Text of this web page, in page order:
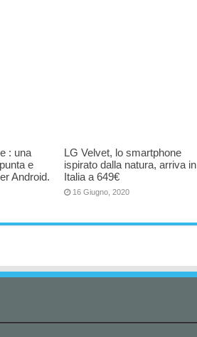
: una
e
Android.
LG Velvet, lo smartphone
ispirato dalla natura, arriva in
Italia a 649€
16 Giugno, 2020